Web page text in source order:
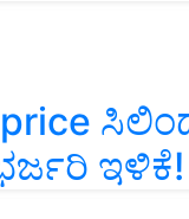
ಇಳಿಕೆ!